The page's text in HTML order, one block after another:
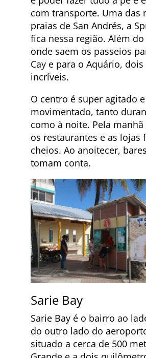
com transporte. Uma das
praias de San Andrés, a
fica nessa região. Além
onde saem os passeios
Cay e para o Aquário,
incríveis.
O centro é super agitado e
movimentado, tanto
como à noite. Pela manhã
os restaurantes e as lojas
cheios. Ao anoitecer,
tomam conta.
Sarie Bay
Sarie Bay é o bairro ao
do outro lado do
situado a cerca de 500